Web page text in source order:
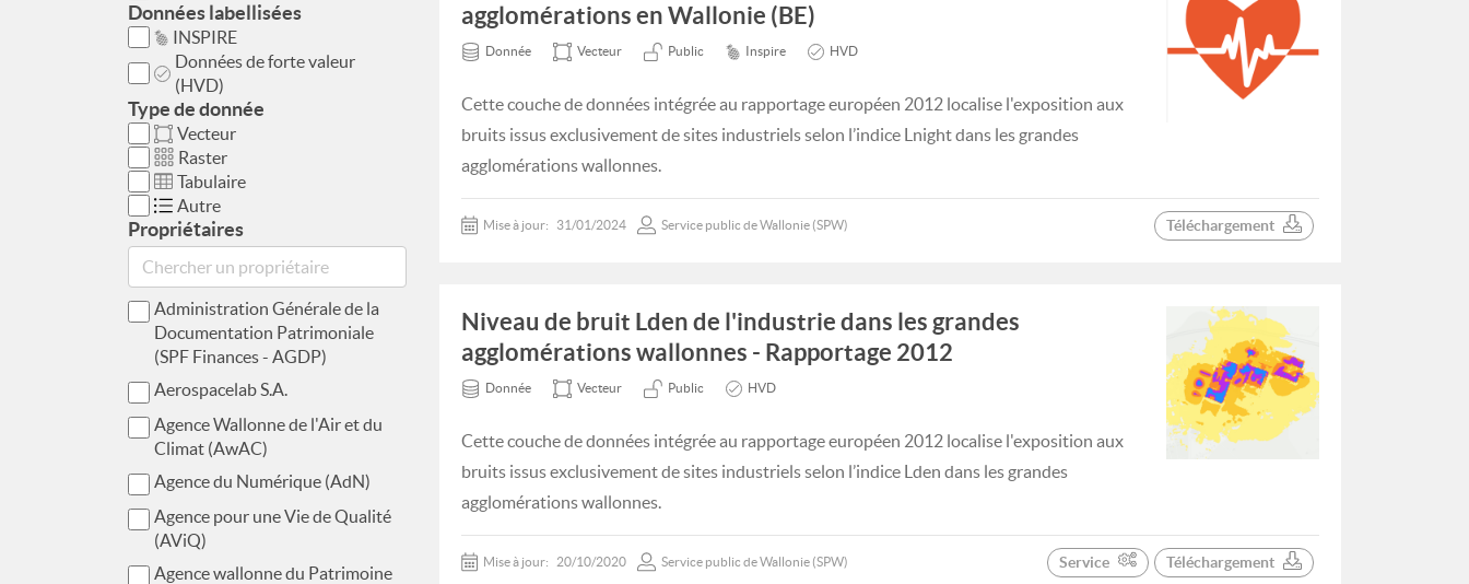
Données labellisées
INSPIRE
Données de forte valeur
(HVD)
Type de donnée
Vecteur
Raster
Tabulaire
Autre
Propriétaires
Administration Générale de la
Documentation Patrimoniale
(SPF Finances - AGDP)
Aerospacelab S.A.
Agence Wallonne de l'Air et du
Climat (AwAC)
Agence du Numérique (AdN)
Agence pour une Vie de Qualité
(AViQ)
Agence wallonne du Patrimoine
agglomérations en Wallonie (BE)
Donnée Vecteur Public Inspire HVD
Cette couche de données intégrée au rapportage européen 2012 localise l'exposition aux
bruits issus exclusivement de sites industriels selon l’indice Lnight dans les grandes
agglomérations wallonnes.
Mise à jour: 31/01/2024 Service public de Wallonie (SPW) Téléchargement
Niveau de bruit Lden de l'industrie dans les grandes
agglomérations wallonnes - Rapportage 2012
Donnée Vecteur Public HVD
Cette couche de données intégrée au rapportage européen 2012 localise l'exposition aux
bruits issus exclusivement de sites industriels selon l’indice Lden dans les grandes
agglomérations wallonnes.
Mise à jour: 20/10/2020 Service public de Wallonie (SPW) Service Téléchargement